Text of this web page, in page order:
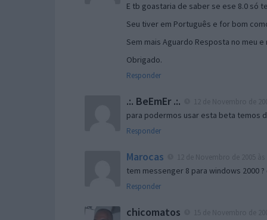
E tb goastaria de saber se ese 8.0 só
Seu tiver em Português e for bom
Sem mais Aguardo Resposta no meu e
Obrigado.
Responder
.:. BeEmEr .:.
para podermos usar esta beta temos
Responder
Marocas
tem messenger 8 para windows 2000
Responder
chicomatos